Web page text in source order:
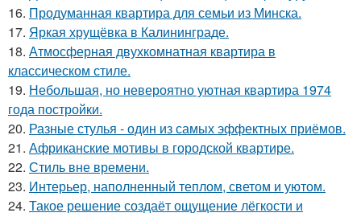
16. Продуманная квартира для семьи из Минска.
17. Яркая хрущёвка в Калининграде.
18. Атмосферная двухкомнатная квартира в
классическом стиле.
19. Небольшая, но невероятно уютная квартира 1974
года постройки.
20. Разные стулья - один из самых эффектных приёмов.
21. Африканские мотивы в городской квартире.
22. Стиль вне времени.
23. Интерьер, наполненный теплом, светом и уютом.
24. Такое решение создаёт ощущение лёгкости и